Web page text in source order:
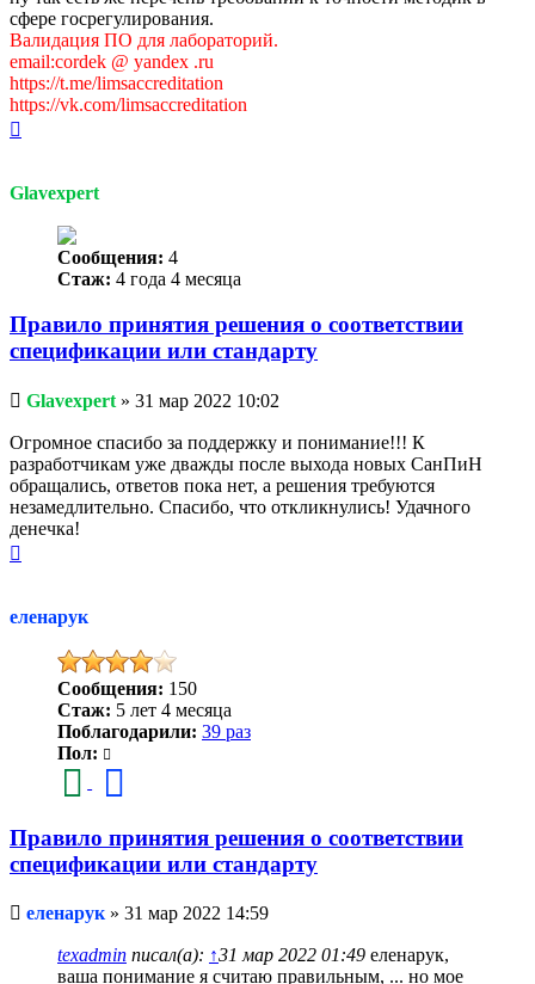
сфере госрегулирования.
Валидация ПО для лабораторий.
email:cordek @ yandex .ru
https://t.me/limsaccreditation
https://vk.com/limsaccreditation
Glavexpert
Сообщения: 4
Стаж: 4 года 4 месяца
Правило принятия решения о соответствии
спецификации или стандарту
Непрочитанное
сообщение
Glavexpert » 31 мар 2022 10:02
Огромное спасибо за поддержку и понимание!!! К
разработчикам уже дважды после выхода новых СанПиН
обращались, ответов пока нет, а решения требуются
незамедлительно. Спасибо, что откликнулись! Удачного
денечка!
еленарук
Сообщения: 150
Стаж: 5 лет 4 месяца
Поблагодарили: 39 раз
Пол:
Правило принятия решения о соответствии
спецификации или стандарту
Непрочитанное
еленарук» 31 мар 2022 14:59
texadmin писал(а): ↑31 мар 2022 01:49 еленарук,
ваша понимание я считаю правильным, ... но мое